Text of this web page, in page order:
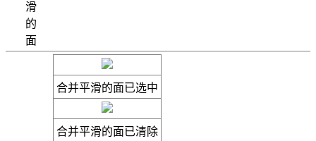
滑
的
面
合并平滑的面已选中
合并平滑的面已清除